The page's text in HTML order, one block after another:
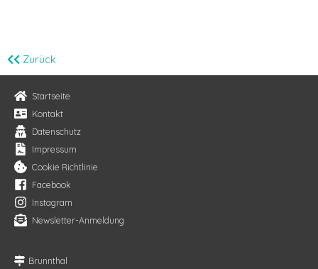
Zurück
Startseite
Kontakt
Datenschutz
Impressum
Cookie Richtlinie
Facebook
Instagram
Newsletter-Anmeldung
Brunnthal